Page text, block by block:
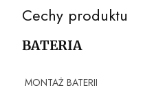
Cechy produktu
BATERIA
MONTAŻ BATERII